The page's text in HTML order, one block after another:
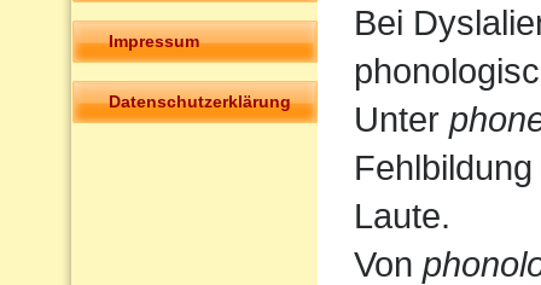
Impressum
Datenschutzerklärung
Bei
Unter
Laute.
Von